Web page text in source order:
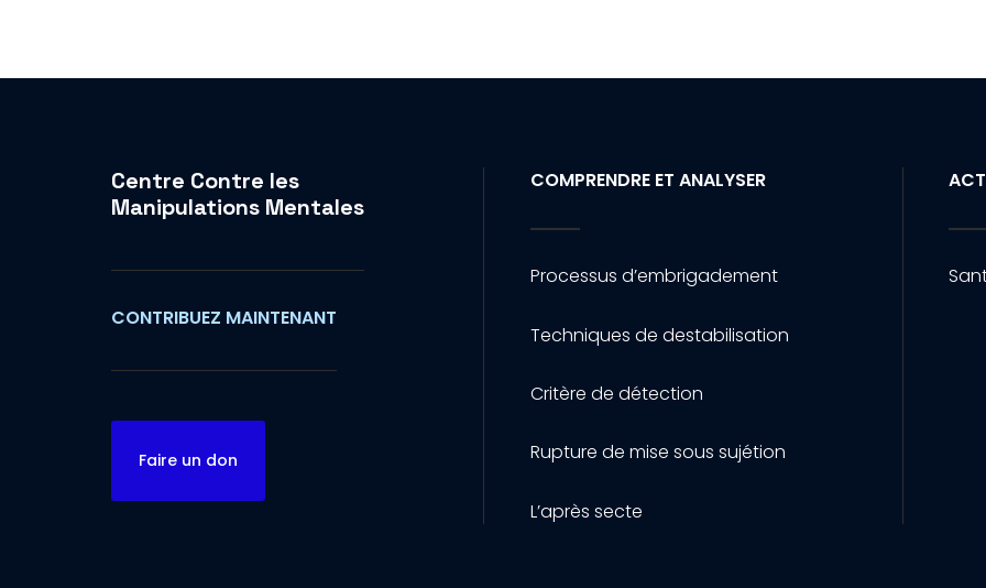
Centre Contre les
Manipulations Mentales
CONTRIBUEZ MAINTENANT
Faire un don
COMPRENDRE ET ANALYSER
Processus d’embrigadement
Techniques de destabilisation
Critère de détection
Rupture de mise sous sujétion
L’après secte